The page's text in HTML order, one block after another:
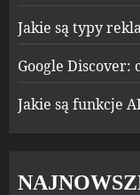
Jakie są typy
Google Discover:
Jakie są funkcje